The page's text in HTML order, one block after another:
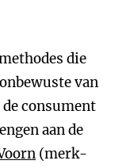
die
van
consument
aan de
(merk-